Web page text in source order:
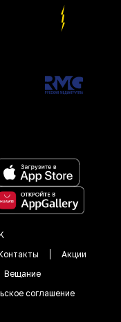
Акции
Вещание
соглашение